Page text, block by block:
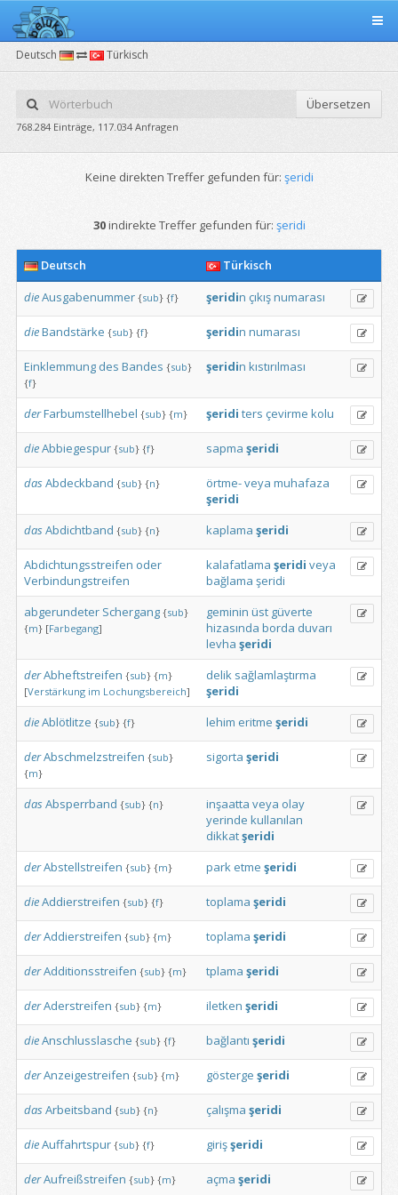
Deutsch Türkisch
Übersetzen
768.284 Einträge, 117.034 Anfragen
Keine direkten Treffer gefunden für: şeridi
30indirekte Treffer gefunden für: şeridi
Deutsch
Türkisch
dieAusgabenummer {sub} {f} şeridin çıkışnumarası
dieBandstärke {sub} {f} şeridin numarası
Einklemmung des Bandes {sub}
{f}
şeridin kıstırılması
derFarbumstellhebel {sub} {m} şeridi ters çevirme kolu
dieAbbiegespur {sub} {f} sapma şeridi
dasAbdeckband {sub} {n} örtme-veya muhafaza
şeridi
dasAbdichtband {sub} {n} kaplama şeridi
Abdichtungsstreifen oder
Verbindungstreifen
kalafatlama şeridi veya
bağlama şeridi
abgerundeter Schergang {sub}
{m} [Farbegang]
geminin üst güverte
hizasında borda duvarı
levha şeridi
derAbheftstreifen {sub} {m}
[Verstärkung im Lochungsbereich]
delik sağlamlaştırma
şeridi
dieAblötlitze {sub} {f} lehim eritme şeridi
derAbschmelzstreifen {sub}
{m}
sigorta şeridi
dasAbsperrband {sub} {n} inşaatta veya olay
yerinde kullanılan
dikkatşeridi
derAbstellstreifen {sub} {m} park etme şeridi
dieAddierstreifen {sub} {f} toplama şeridi
derAddierstreifen {sub} {m} toplama şeridi
derAdditionsstreifen {sub} {m} tplama şeridi
derAderstreifen {sub} {m} iletken şeridi
dieAnschlusslasche {sub} {f} bağlantı şeridi
derAnzeigestreifen {sub} {m} gösterge şeridi
dasArbeitsband {sub} {n} çalışma şeridi
dieAuffahrtspur {sub} {f} girişşeridi
derAufreißstreifen {sub} {m} açma şeridi